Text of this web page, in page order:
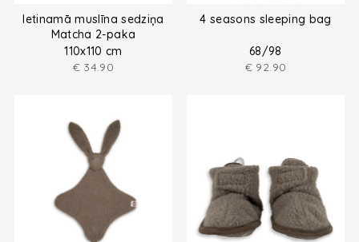
Ietinamā muslīna sedziņa
Matcha 2-paka
110x110 cm
€ 34.90
4 seasons sleeping bag
68/98
€ 92.90